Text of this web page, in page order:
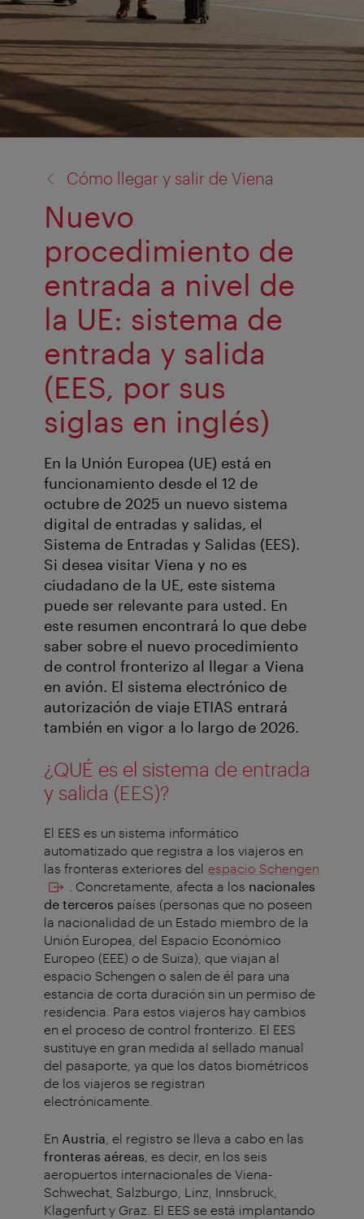
Cómo llegar y salir de Viena
Nuevo
procedimiento de
entrada a nivel de
la UE: sistema de
entrada y salida
(EES, por sus
siglas en inglés)
En la Unión Europea (UE) está en
funcionamiento desde el 12 de
octubre de 2025 un nuevo sistema
digital de entradas y salidas, el
Sistema de Entradas y Salidas (EES).
Si desea visitar Viena y no es
ciudadano de la UE, este sistema
puede ser relevante para usted. En
este resumen encontrará lo que debe
saber sobre el nuevo procedimiento
de control fronterizo al llegar a Viena
en avión. El sistema electrónico de
autorización de viaje ETIAS entrará
también en vigor a lo largo de 2026.
¿QUÉ es el sistema de entrada
y salida (EES)?
El EES es un sistema informático
automatizado que registra a los viajeros en
las fronteras exteriores del espacio Schengen
. Concretamente, afecta a los nacionales
de terceros países (personas que no poseen
la nacionalidad de un Estado miembro de la
Unión Europea, del Espacio Económico
Europeo (EEE) o de Suiza), que viajan al
espacio Schengen o salen de él para una
estancia de corta duración sin un permiso de
residencia. Para estos viajeros hay cambios
en el proceso de control fronterizo. El EES
sustituye en gran medida al sellado manual
del pasaporte, ya que los datos biométricos
de los viajeros se registran
electrónicamente.
En Austria , el registro se lleva a cabo en las
fronteras aéreas , es decir, en los seis
aeropuertos internacionales de Viena-
Schwechat, Salzburgo, Linz, Innsbruck,
Klagenfurt y Graz. El EES se está implantando